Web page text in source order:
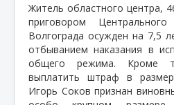
Житель областного центра,
приговором
Волгограда осужден на 7,5
отбыванием наказания в
общего режима. Кроме
выплатить штраф в
Игорь Соков признан